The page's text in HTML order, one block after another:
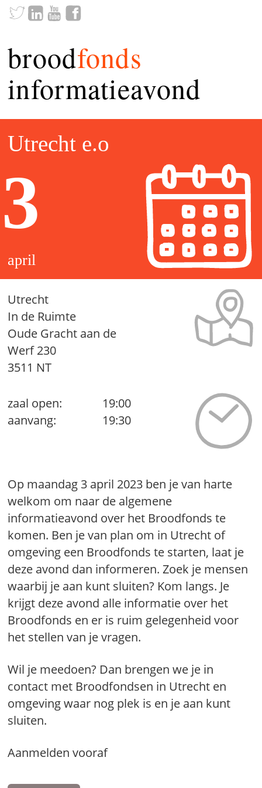
broodfonds
informatieavond
Utrecht e.o
3
april
Utrecht
In de Ruimte
Oude Gracht aan de
Werf 230
3511 NT
zaal open:
19:00
aanvang:
19:30
Op maandag 3 april 2023 ben je van harte
welkom om naar de algemene
informatieavond over het Broodfonds te
komen. Ben je van plan om in Utrecht of
omgeving een Broodfonds te starten, laat je
deze avond dan informeren. Zoek je mensen
waarbij je aan kunt sluiten? Kom langs. Je
krijgt deze avond alle informatie over het
Broodfonds en er is ruim gelegenheid voor
het stellen van je vragen.
Wil je meedoen? Dan brengen we je in
contact met Broodfondsen in Utrecht en
omgeving waar nog plek is en je aan kunt
sluiten.
Aanmelden vooraf